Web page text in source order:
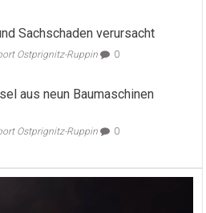
Sachschaden verursacht
Ostprignitz-Ruppin 0
aus neun Baumaschinen
Ostprignitz-Ruppin 0